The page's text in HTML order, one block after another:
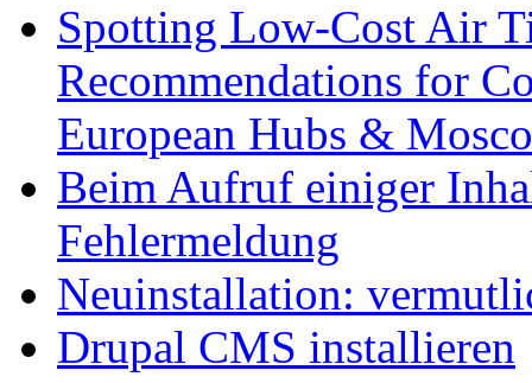
Spotting Low-Cost Air
Recommendations for
European Hubs &
Beim Aufruf einiger
Fehlermeldung
Neuinstallation:
Drupal CMS installieren